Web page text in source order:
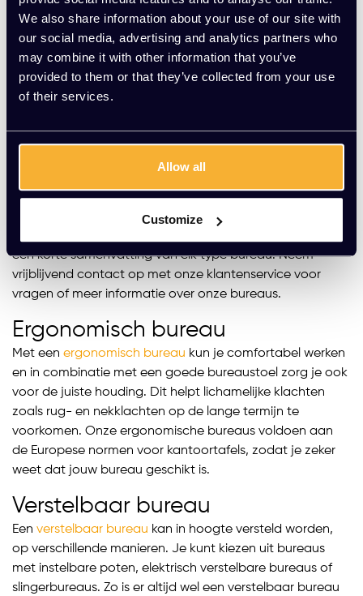
We also share information about your use of our site with
our social media, advertising and analytics partners who
may combine it with other information that you’ve
provided to them or that they’ve collected from your use
of their services.
Allow all
Customize
monitor of beeldscherm op de juiste afstand kunt
plaatsen. Dit helpt onder andere hoofdpijn en slecht
zicht te voorkomen. Om er zeker van te zijn dat een
bureau de juiste hoogte voor jou heeft, is het het beste
om te kiezen voor een verstelbaar bureau. Bij Kato
Kantoorinrichting vind je het juiste verstelbare bureau
Verschillende soorten bureaus
aanbod van verschillende soorten verstelbare bureaus.
Je kunt bij ons zit sta bureaus kopen, maar ook speciale
een korte samenvatting van elk type bureau. Neem
vrijblijvend contact op met onze klantenservice voor
vragen of meer informatie over onze bureaus.
Ergonomisch bureau
Met een ergonomisch bureau kun je comfortabel werken
en in combinatie met een goede bureaustoel zorg je ook
voor de juiste houding. Dit helpt lichamelijke klachten
zoals rug- en nekklachten op de lange termijn te
voorkomen. Onze ergonomische bureaus voldoen aan
de Europese normen voor kantoortafels, zodat je zeker
weet dat jouw bureau geschikt is.
Verstelbaar bureau
Een verstelbaar bureau kan in hoogte versteld worden,
op verschillende manieren. Je kunt kiezen uit bureaus
met instelbare poten, elektrisch verstelbare bureaus of
slingerbureaus. Zo is er altijd wel een verstelbaar bureau